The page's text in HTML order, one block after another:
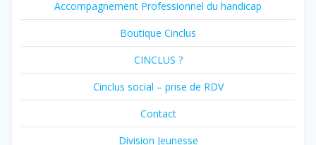
Accompagnement Professionnel du handicap
Boutique Cinclus
CINCLUS ?
Cinclus social – prise de RDV
Contact
Division Jeunesse